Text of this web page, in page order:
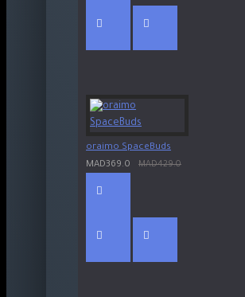
oraimo SpaceBuds
MAD369.0
MAD429.0